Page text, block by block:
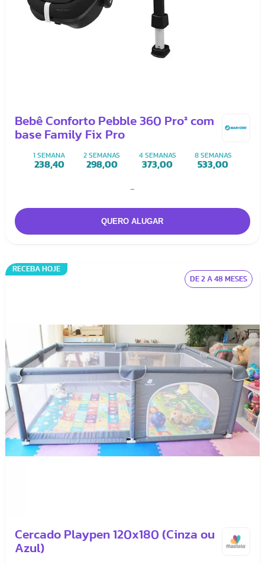
Bebê Conforto Pebble 360 Pro² com
base Family Fix Pro
1 SEMANA
238,40
2 SEMANAS
298,00
4 SEMANAS
373,00
8 SEMANAS
533,00
-
RECEBA HOJE
DE 2 A 48 MESES
Cercado Playpen 120x180 (Cinza ou
Azul)